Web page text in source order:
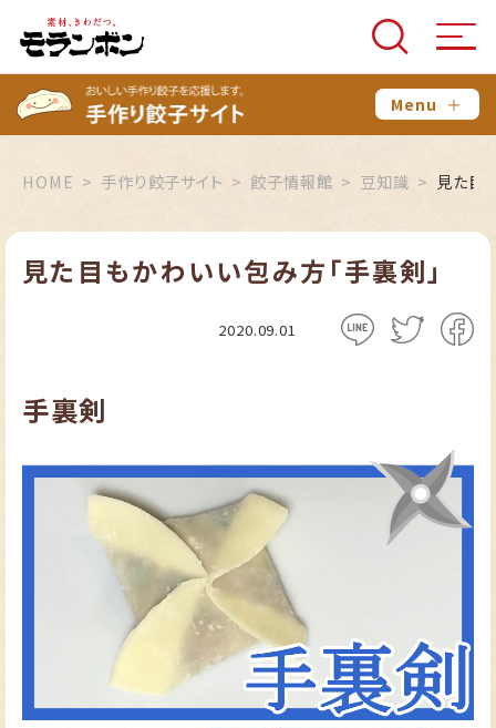
Menu ＋
HOME 手作り餃子サイト 餃子情報館 豆知識 見た目
見た目もかわいい包み方「手裏剣」
2020.09.01
手裏剣